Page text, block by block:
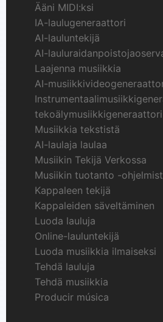
Ääni MIDI:ksi
IA-laulugeneraattori
AI-lauluntekijä
AI-
Laajenna musiikkia
AI-
tekoälymusiikkigeneraattori
Musiikkia tekstistä
AI-laulaja laulaa
Musiikin Tekijä Verkossa
Musiikin tuotanto -
Kappaleen tekijä
Kappaleiden säveltäminen
Luoda lauluja
Online-lauluntekijä
Luoda musiikkia ilmaiseksi
Tehdä lauluja
Tehdä musiikkia
Producir música